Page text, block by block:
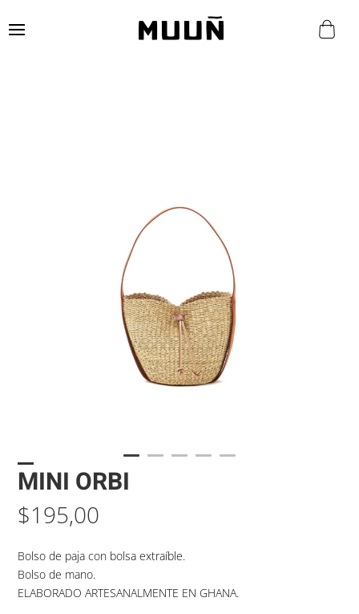
MINI ORBI
$195,00
Bolso de paja con bolsa extraíble.
Bolso de mano.
ELABORADO ARTESANALMENTE EN GHANA.